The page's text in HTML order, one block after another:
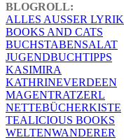
BLOGROLL:
ALLES AUSSER LYRIK
BOOKS AND CATS
BUCHSTABENSALAT
JUGENDBUCHTIPPS
KASIMIRA
KATHRINEVERDEEN
MAGENTRATZERL
NETTEBÜCHERKISTE
TEALICIOUS BOOKS
WELTENWANDERER